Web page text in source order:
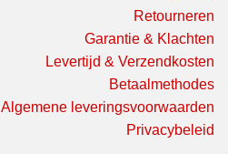
Retourneren
Garantie & Klachten
Levertijd & Verzendkosten
Betaalmethodes
Algemene leveringsvoorwaarden
Privacybeleid